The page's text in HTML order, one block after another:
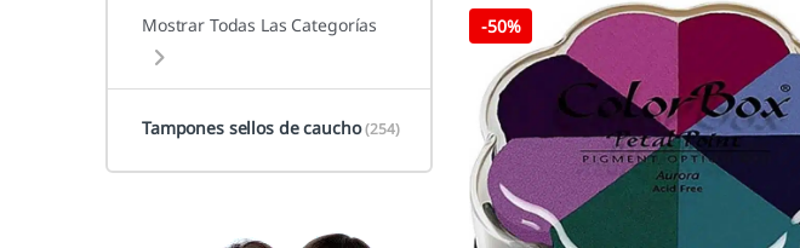
-50%
Mostrar Todas Las Categorías
Tampones sellos de caucho(254)